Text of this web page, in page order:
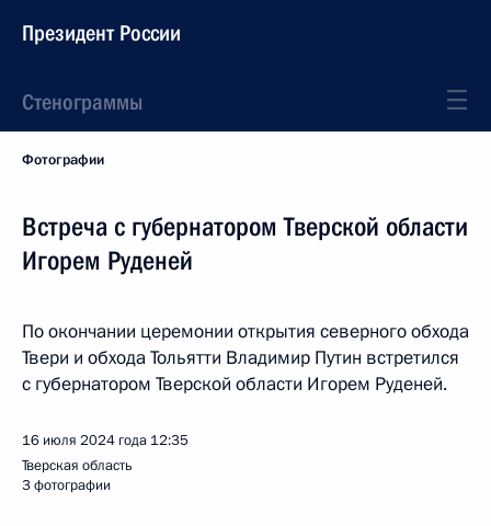
Президент России
Стенограммы
Фотографии
Встреча с губернатором Тверской области
Игорем Руденей
По окончании церемонии открытия северного обхода
Твери и обхода Тольятти Владимир Путин встретился
с губернатором Тверской области Игорем Руденей.
16 июля 2024 года 12:35
Тверская область
3 фотографии